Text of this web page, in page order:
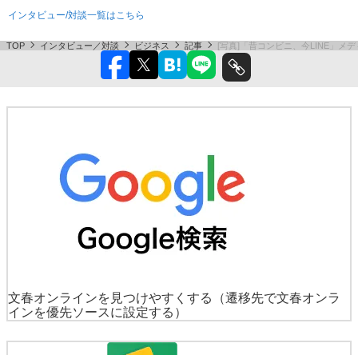
インタビュー/対談一覧はこちら
TOP インタビュー／対談 ビジネス 記事 [写真]「昔コンビニ、今LINE」メ
文春オンラインを見つけやすくする
（遷移先で文春オンラ
インを優先ソースに設定する）